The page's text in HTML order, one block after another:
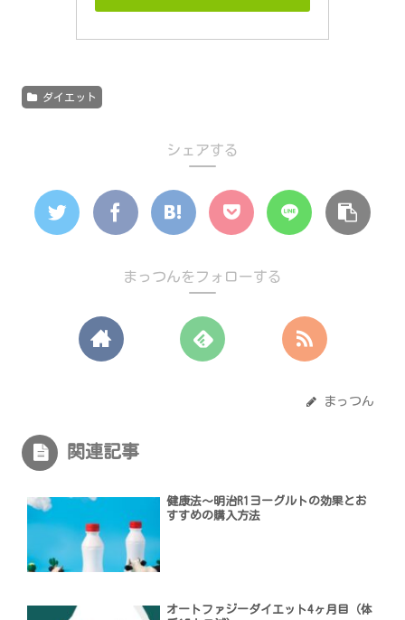
ダイエット
シェアする
まっつんをフォローする
まっつん
関連記事
健康法〜明治R1ヨーグルトの効果とお
すすめの購入方法
オートファジーダイエット4ヶ月目（体